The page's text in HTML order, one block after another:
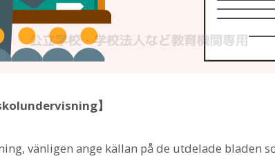
】
vänligen ange källan på de utdelade bladen